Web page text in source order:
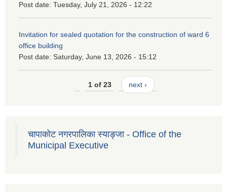
Post date: Tuesday, July 21, 2026 - 12:22
Invitation for sealed quotation for the construction of ward 6
office building
Post date: Saturday, June 13, 2026 - 15:12
1 of 23 next ›
चापाकोट नगरपालिका स्याङ्जा - Office of the
Municipal Executive